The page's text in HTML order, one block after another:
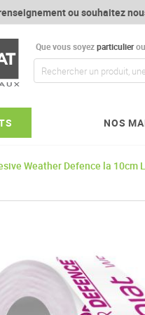
ou souhaitez
Que vous soyezparticulierou
NOS
Weather Defence la 10cm